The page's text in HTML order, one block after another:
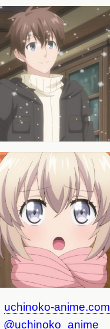
uchinoko-anime.com
@uchinoko_anime